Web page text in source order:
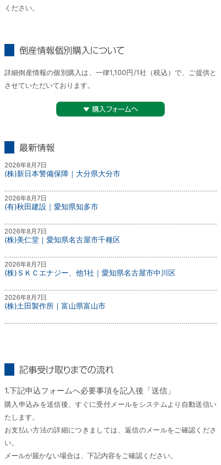
ください。
詳細倒産情報の個別購入は、一律1,100円/1社（税込）で、ご提供と
させていただいております。
2026年8月7日
(株)新日本警備保障｜大分県大分市
2026年8月7日
(有)秋田建設｜愛知県知多市
2026年8月7日
(株)美仁堂｜愛知県名古屋市千種区
2026年8月7日
(株)ＳＫＣエナジー、他1社｜愛知県名古屋市中川区
2026年8月7日
(株)土田製作所｜富山県富山市
1.下記申込フォームへ必要事項を記入後「送信」
購入申込みを送信後、すぐに受付メールをシステムより自動送信い
たします。
お支払い方法の詳細につきましては、返信のメールをご確認くださ
い。
メールが届かない場合は、下記内容をご確認ください。